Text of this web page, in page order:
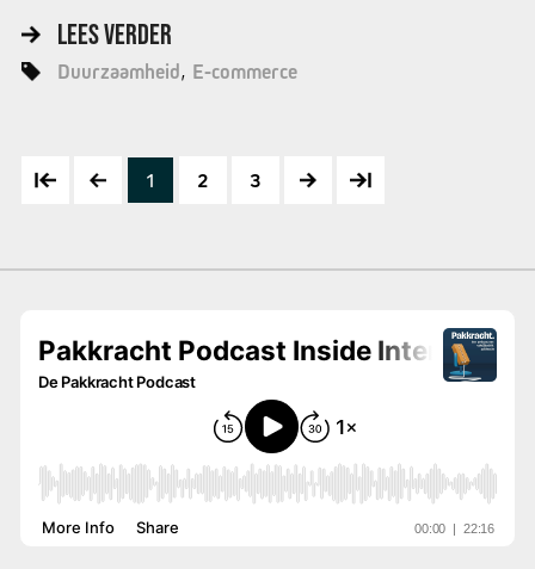
LEES VERDER
Duurzaamheid E-commerce
1 2 3